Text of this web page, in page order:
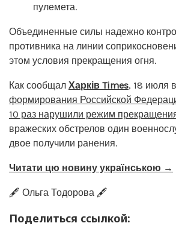
пулемета.
Объединенные силы надежно
противника на линии
этом условия прекращения огня.
Как сообщал Харків Times, 18 июля
формирования Российской
10 раз нарушили режим
вражеских обстрелов один
двое получили ранения.
Читати цю новину українською →
🖋️ Ольга Тодорова 🖋️
Поделиться ссылкой: